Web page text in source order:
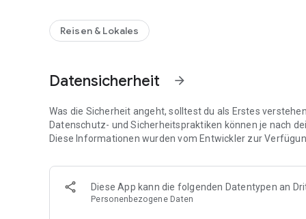
DEUTSCHLANDTICKET:
+ Gültig in allen Bussen und Bahnen im Nahverkehr
+ Sofort nach Kauf verfügbar, keine Wartezeit!
+ Mit praktischer Google Wallet
+ Ticket wird auch per E-Mail geschickt
+ Monatlich pausierbar. Monatlich kündbar
GLEICHER PREIS. MEHR DRIN:
Reisen & Lokales
Datensicherheit arrow_forward
Was die Sicherheit angeht, solltest du als Erstes
Datenschutz- und Sicherheitspraktiken können je nach
Diese Informationen wurden vom Entwickler zur
Diese App kann die folgenden Datentypen an
Personenbezogene Daten